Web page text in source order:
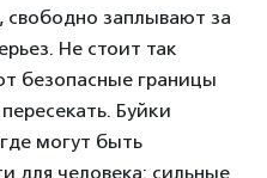
заплывают за
Не стоит так
безопасные границы
Буйки
могут быть
для человека: сильные